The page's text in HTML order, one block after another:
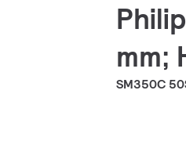
mm;
SM350C